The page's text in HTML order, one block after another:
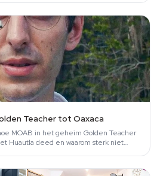
Teacher tot Oaxaca
MOAB in het geheim Golden Teacher
Huautla deed en waarom sterk niet